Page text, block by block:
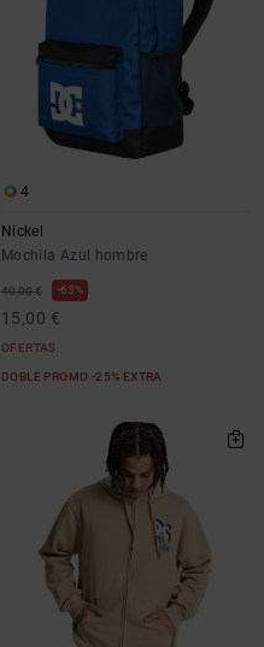
4
Nickel
Mochila Azul hombre
40,00 € 63%
15,00 €
OFERTAS
DOBLE PROMO -25% EXTRA